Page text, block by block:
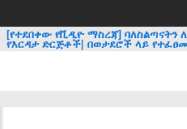
[የተደበቀው የቪዲዮ ማስረጃ]
የእርዳታ ድርጅቶች| በወታደሮች ላይ